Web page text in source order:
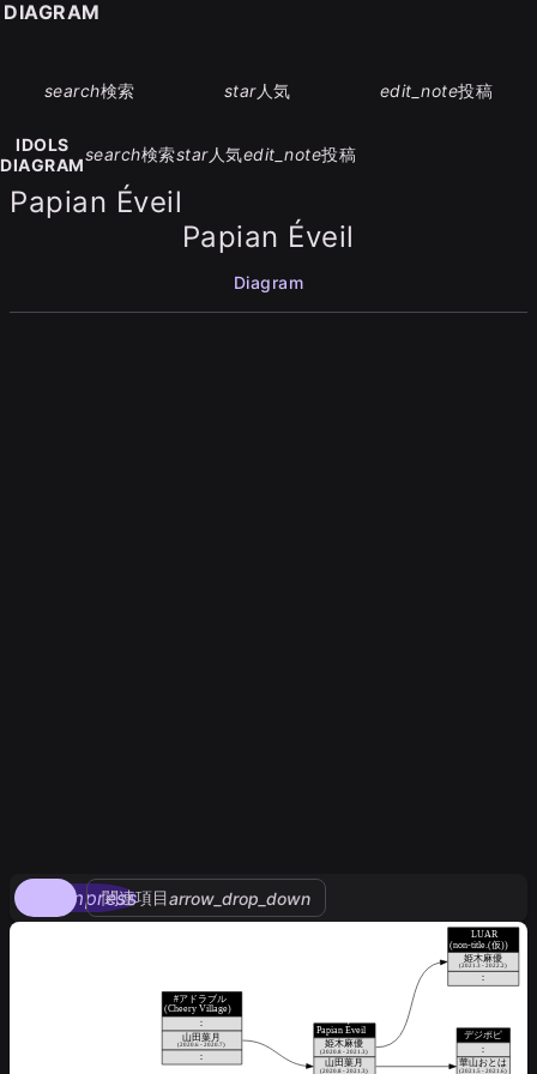
search検索 star人気 edit_note投稿
IDOLS
DIAGRAM
search検索star人気edit_note投稿
Papian Éveil
Papian Éveil
Diagram
compress
関連項目arrow_drop_down